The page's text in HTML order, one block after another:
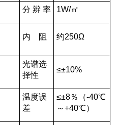
分 辨 率 1W/㎡
内 阻 约250Ω
光谱选
择性
≤±10%
温度误
差
≤±8％（-40℃
～+40℃）